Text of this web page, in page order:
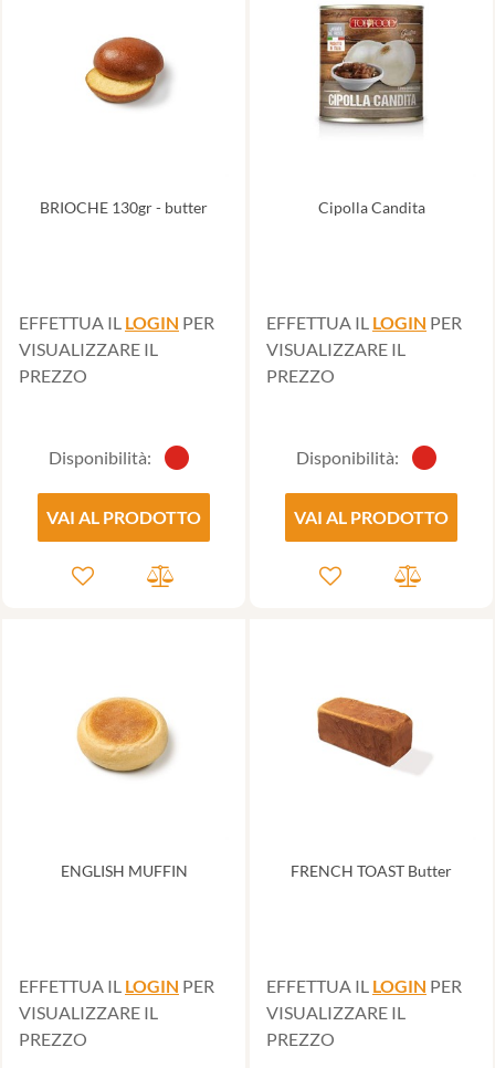
BRIOCHE 130gr - butter
EFFETTUA IL LOGIN PER
VISUALIZZARE IL
PREZZO
Disponibilità:
VAI AL PRODOTTO
Cipolla Candita
EFFETTUA IL LOGIN PER
VISUALIZZARE IL
PREZZO
Disponibilità:
VAI AL PRODOTTO
ENGLISH MUFFIN
EFFETTUA IL LOGIN PER
VISUALIZZARE IL
PREZZO
FRENCH TOAST Butter
EFFETTUA IL LOGIN PER
VISUALIZZARE IL
PREZZO